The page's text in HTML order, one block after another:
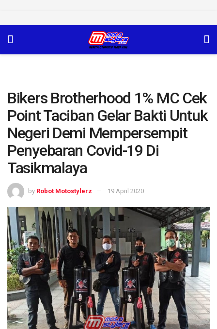
Bikers Brotherhood 1% MC Cek
Point Taciban Gelar Bakti Untuk
Negeri Demi Mempersempit
Penyebaran Covid-19 Di
Tasikmalaya
by Robot Motostylerz 19 April 2020